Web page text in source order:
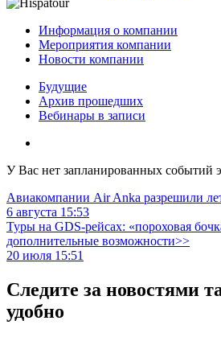
Информация о компании
Мероприятия компании
Новости компании
Будущие
Архив прошедших
Вебинары в записи
У Вас нет запланированных событий
Авиакомпании Air Anka разрешили
6 августа 15:53
Туры на GDS-рейсах: «пороховая
дополнительные возможности>>
20 июля 15:51
Следите за новостями
удобно